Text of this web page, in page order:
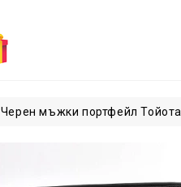
Черен мъжки портфейл Тойота